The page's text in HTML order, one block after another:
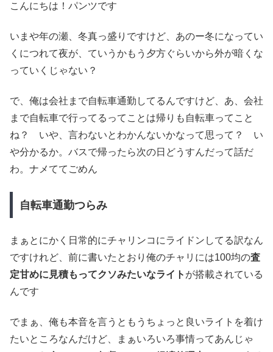
こんにちは！パンツです
いまや年の瀬、冬真っ盛りですけど、あのー冬になってい
くにつれて夜が、ていうかもう夕方ぐらいから外が暗くな
っていくじゃない？
で、俺は会社まで自転車通勤してるんですけど、あ、会社
まで自転車で行ってるってことは帰りも自転車ってこと
ね？ いや、言わないとわかんないかなって思って？ い
や分かるか。バスで帰ったら次の日どうすんだって話だ
わ。ナメててごめん
自転車通勤つらみ
まぁとにかく日常的にチャリンコにライドンしてる訳なん
ですけれど、前に書いたとおり俺のチャリには100均の査
定甘めに見積もってクソみたいなライト が搭載されている
んです
でまぁ、俺も本音を言うともうちょっと良いライトを着け
たいところなんだけど、まぁいろいろ事情ってあんじゃ